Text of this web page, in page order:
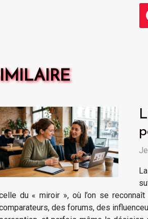
du « miroir », où l’on se
des forums, des